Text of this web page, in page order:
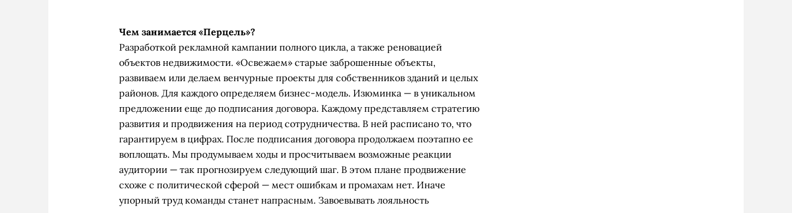
Чем занимается «Перцель»?
Разработкой рекламной кампании полного цикла, а также реновацией
объектов недвижимости. «Освежаем» старые заброшенные объекты,
развиваем или делаем венчурные проекты для собственников зданий и целых
районов. Для каждого определяем бизнес-модель. Изюминка — в уникальном
предложении еще до подписания договора. Каждому представляем стратегию
развития и продвижения на период сотрудничества. В ней расписано то, что
гарантируем в цифрах. После подписания договора продолжаем поэтапно ее
воплощать. Мы продумываем ходы и просчитываем возможные реакции
аудитории — так прогнозируем следующий шаг. В этом плане продвижение
схоже с политической сферой — мест ошибкам и промахам нет. Иначе
упорный труд команды станет напрасным. Завоевывать лояльность